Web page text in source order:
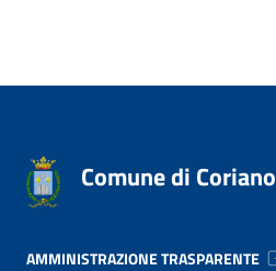
Comune di Coriano
AMMINISTRAZIONE TRASPARENTE